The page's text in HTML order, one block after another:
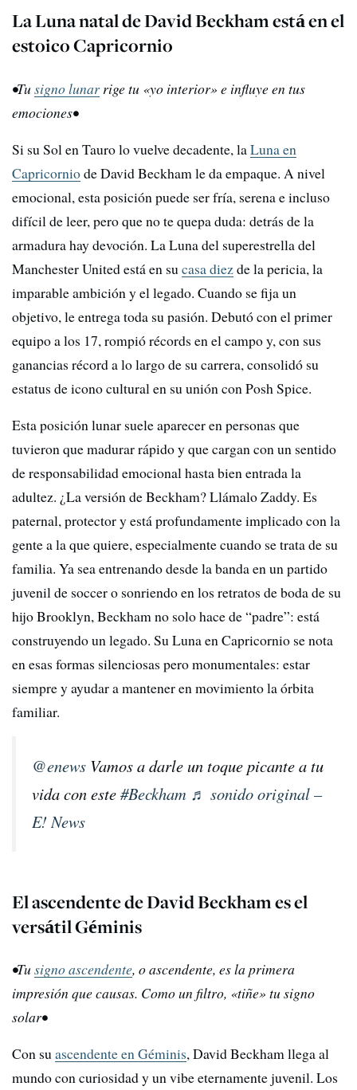
La Luna natal de David Beckham está en el
estoico Capricornio
•Tu signo lunar rige tu «yo interior» e influye en tus
emociones•
Si su Sol en Tauro lo vuelve decadente, laLuna en
Capricorniode David Beckham le da empaque. A nivel
emocional, esta posición puede ser fría, serena e incluso
difícil de leer, pero que no te quepa duda: detrás de la
armadura hay devoción. La Luna del superestrella del
Manchester United está en su casa diezde la pericia, la
imparable ambición y el legado. Cuando se fija un
objetivo, le entrega toda su pasión. Debutó con el primer
equipo a los 17, rompió récords en el campo y, con sus
ganancias récord a lo largo de su carrera, consolidó su
estatus de icono cultural en su unión con Posh Spice.
Esta posición lunar suele aparecer en personas que
tuvieron que madurar rápido y que cargan con un sentido
de responsabilidad emocional hasta bien entrada la
adultez. ¿La versión de Beckham? Llámalo Zaddy. Es
paternal, protector y está profundamente implicado con la
gente a la que quiere, especialmente cuando se trata de su
familia. Ya sea entrenando desde la banda en un partido
juvenil de soccer o sonriendo en los retratos de boda de su
hijo Brooklyn, Beckham no solo hace de “padre”: está
construyendo un legado. Su Luna en Capricornio se nota
en esas formas silenciosas pero monumentales: estar
siempre y ayudar a mantener en movimiento la órbita
familiar.
@enews Vamos a darle un toque picante a tu
vida con este#Beckham ♬ sonido original –
E! News
El ascendente de David Beckham es el
versátil Géminis
•Tu signo ascendente, o ascendente, es la primera
impresión que causas. Como un filtro, «tiñe» tu signo
solar•
Con su ascendente en Géminis, David Beckham llega al
mundo con curiosidad y un vibe eternamente juvenil. Los